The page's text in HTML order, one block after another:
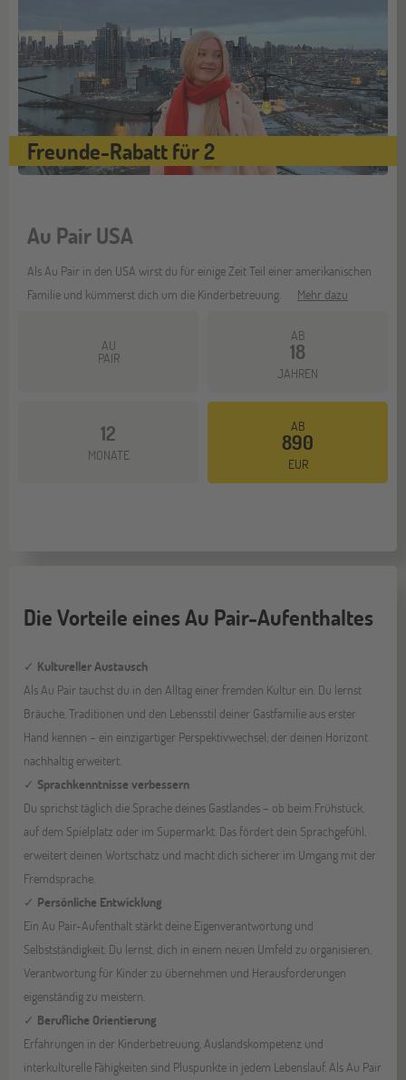
Freunde-Rabatt für 2
Au Pair USA
Als Au Pair in den USA wirst du für einige Zeit Teil einer amerikanischen
Familie und kümmerst dich um die Kinderbetreuung.
Mehr dazu
AU
PAIR
AB
18
JAHREN
12
MONATE
AB
890
EUR
Die Vorteile eines Au Pair-Aufenthaltes
✓ Kultureller Austausch
Als Au Pair tauchst du in den Alltag einer fremden Kultur ein. Du lernst
Bräuche, Traditionen und den Lebensstil deiner Gastfamilie aus erster
Hand kennen – ein einzigartiger Perspektivwechsel, der deinen Horizont
nachhaltig erweitert.
✓ Sprachkenntnisse verbessern
Du sprichst täglich die Sprache deines Gastlandes – ob beim Frühstück,
auf dem Spielplatz oder im Supermarkt. Das fördert dein Sprachgefühl,
erweitert deinen Wortschatz und macht dich sicherer im Umgang mit der
Fremdsprache.
✓ Persönliche Entwicklung
Ein Au Pair-Aufenthalt stärkt deine Eigenverantwortung und
Selbstständigkeit. Du lernst, dich in einem neuen Umfeld zu organisieren,
Verantwortung für Kinder zu übernehmen und Herausforderungen
eigenständig zu meistern.
✓ Berufliche Orientierung
Erfahrungen in der Kinderbetreuung, Auslandskompetenz und
interkulturelle Fähigkeiten sind Pluspunkte in jedem Lebenslauf. Als Au Pair